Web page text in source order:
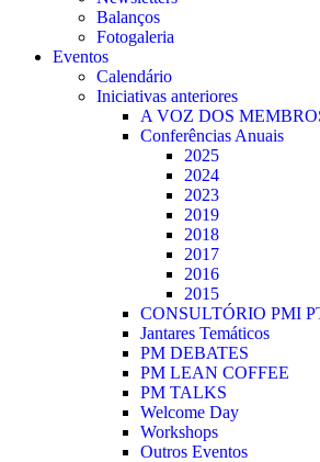
Balanços
Fotogaleria
Eventos
Calendário
Iniciativas anteriores
A VOZ DOS
Conferências Anuais
2025
2024
2023
2019
2018
2017
2016
2015
CONSULTÓRIO PMI
Jantares Temáticos
PM DEBATES
PM LEAN COFFEE
PM TALKS
Welcome Day
Workshops
Outros Eventos